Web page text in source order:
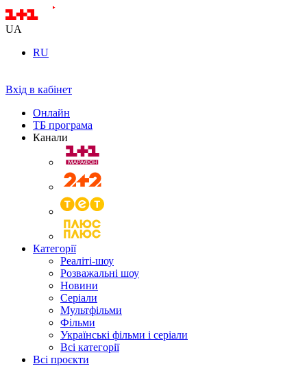
UA
RU
Вхід в кабінет
Онлайн
ТБ програма
Канали
Категорії
Реаліті-шоу
Розважальні шоу
Новини
Серіали
Мультфільми
Фільми
Українські фільми і серіали
Всі категорії
Всі проєкти